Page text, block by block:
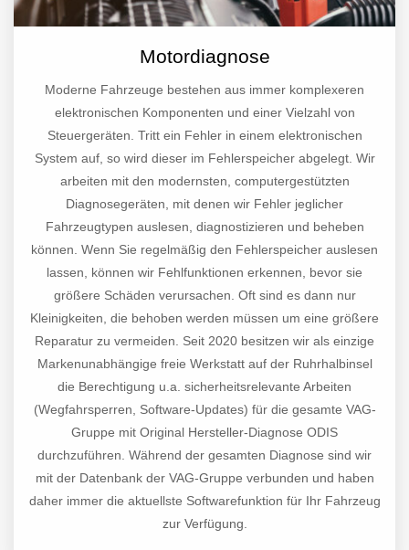
Motordiagnose
Moderne Fahrzeuge bestehen aus immer komplexeren
elektronischen Komponenten und einer Vielzahl von
Steuergeräten. Tritt ein Fehler in einem elektronischen
System auf, so wird dieser im Fehlerspeicher abgelegt. Wir
arbeiten mit den modernsten, computergestützten
Diagnosegeräten, mit denen wir Fehler jeglicher
Fahrzeugtypen auslesen, diagnostizieren und beheben
können. Wenn Sie regelmäßig den Fehlerspeicher auslesen
lassen, können wir Fehlfunktionen erkennen, bevor sie
größere Schäden verursachen. Oft sind es dann nur
Kleinigkeiten, die behoben werden müssen um eine größere
Reparatur zu vermeiden. Seit 2020 besitzen wir als einzige
Markenunabhängige freie Werkstatt auf der Ruhrhalbinsel
die Berechtigung u.a. sicherheitsrelevante Arbeiten
(Wegfahrsperren, Software-Updates) für die gesamte VAG-
Gruppe mit Original Hersteller-Diagnose ODIS
durchzuführen. Während der gesamten Diagnose sind wir
mit der Datenbank der VAG-Gruppe verbunden und haben
daher immer die aktuellste Softwarefunktion für Ihr Fahrzeug
zur Verfügung.